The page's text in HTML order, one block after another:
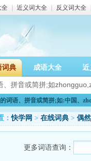
全 近义词大全 反义词大全
词典 成语大全 近
词语、拼音或简拼;如:中国、
：快学网 > 在线词典 > 偶
更多词语查询：